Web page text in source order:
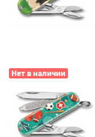
Нет в наличии